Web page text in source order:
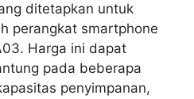
ditetapkan untuk
perangkat smartphone
Harga ini dapat
pada beberapa
penyimpanan,